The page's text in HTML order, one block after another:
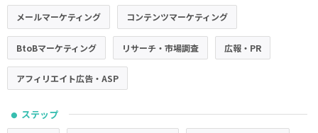
メールマーケティング コンテンツマーケティング
BtoBマーケティング リサーチ・市場調査 広報・PR
アフィリエイト広告・ASP
● ステップ